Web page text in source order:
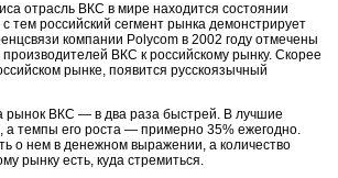
отрасль ВКС в мире находится состоянии
тем российский сегмент рынка демонстрирует
компании Polycom в 2002 году отмечены
ВКС к российскому рынку. Скорее
рынке, появится русскоязычный
рынок ВКС — в два раза быстрей. В лучшие
темпы его роста — примерно 35% ежегодно.
о нем в денежном выражении, а количество
рынку есть, куда стремиться.